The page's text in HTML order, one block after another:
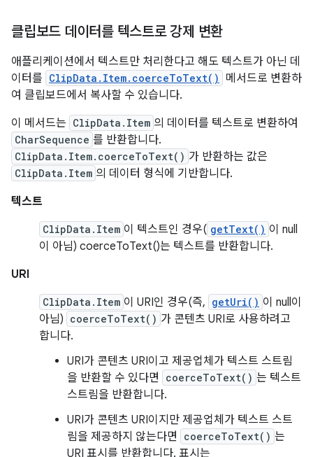
클립보드 데이터를 텍스트로 강제 변환
애플리케이션에서 텍스트만 처리한다고 해도 텍스트가 아닌 데
이터를 ClipData.Item.coerceToText()
메서드로 변환하
여 클립보드에서 복사할 수 있습니다.
이 메서드는 ClipData.Item 의 데이터를 텍스트로 변환하여
CharSequence 를 반환합니다.
ClipData.Item.coerceToText() 가 반환하는 값은
ClipData.Item 의 데이터 형식에 기반합니다.
텍스트
ClipData.Item 이 텍스트인 경우( getText() 이 null
이 아님) coerceToText()는 텍스트를 반환합니다.
URI
ClipData.Item 이 URI인 경우(즉, getUri() 이 null이
아님) coerceToText() 가 콘텐츠 URI로 사용하려고
합니다.
URI가 콘텐츠 URI이고 제공업체가 텍스트 스트림
을 반환할 수 있다면
coerceToText() 는 텍스트
스트림을 반환합니다.
URI가 콘텐츠 URI이지만 제공업체가 텍스트 스트
림을 제공하지 않는다면
coerceToText() 는
URI 표시를 반환합니다. 표시는